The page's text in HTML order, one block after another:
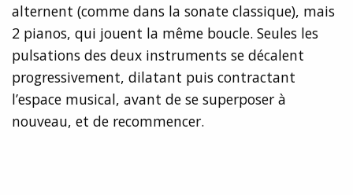
alternent (comme dans la sonate classique), mais
2 pianos, qui jouent la même boucle. Seules les
pulsations des deux instruments se décalent
progressivement, dilatant puis contractant
l’espace musical, avant de se superposer à
nouveau, et de recommencer.